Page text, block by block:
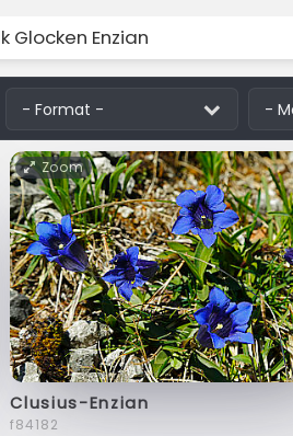
Zoom
Clusius-Enzian
f84182